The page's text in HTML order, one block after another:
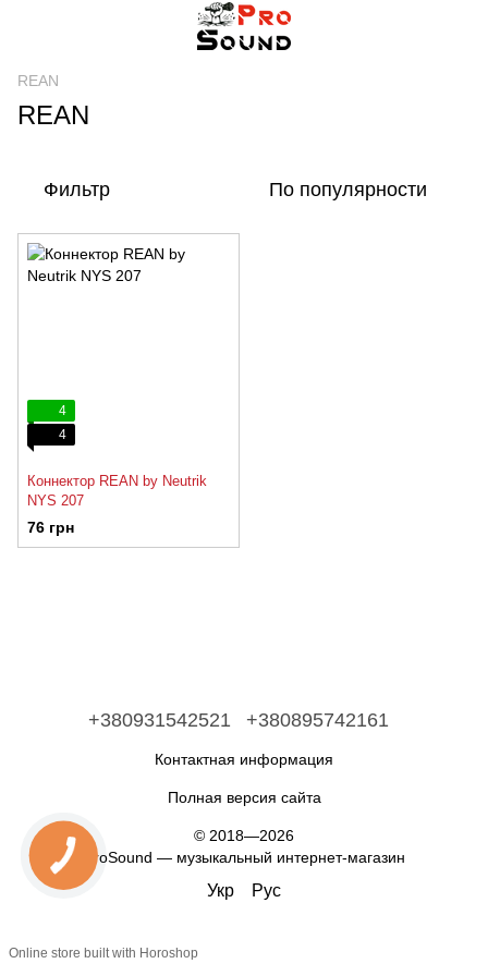
REAN
REAN
Фильтр По популярности
4
4
Коннектор REAN by Neutrik
NYS 207
76 грн
+380931542521 +380895742161
Контактная информация
Полная версия сайта
© 2018—2026
ProSound — музыкальный интернет-магазин
Укр Рус
Online store built with Horoshop